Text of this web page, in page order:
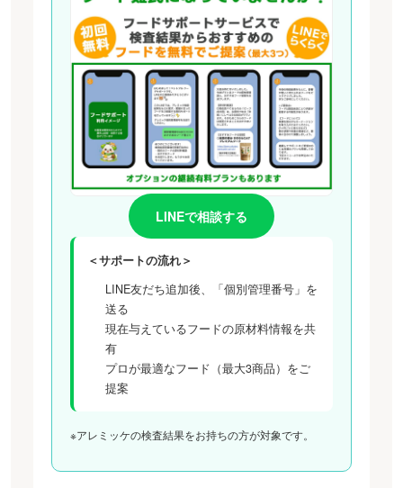
LINEで相談する
＜サポートの流れ＞
LINE友だち追加後、「個別管理番号」を
送る
現在与えているフードの原材料情報を共
有
プロが最適なフード（最大3商品）をご
提案
※アレミッケの検査結果をお持ちの方が対象です。